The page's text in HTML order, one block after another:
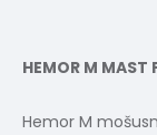
HEMOR M MAST
Hemor M